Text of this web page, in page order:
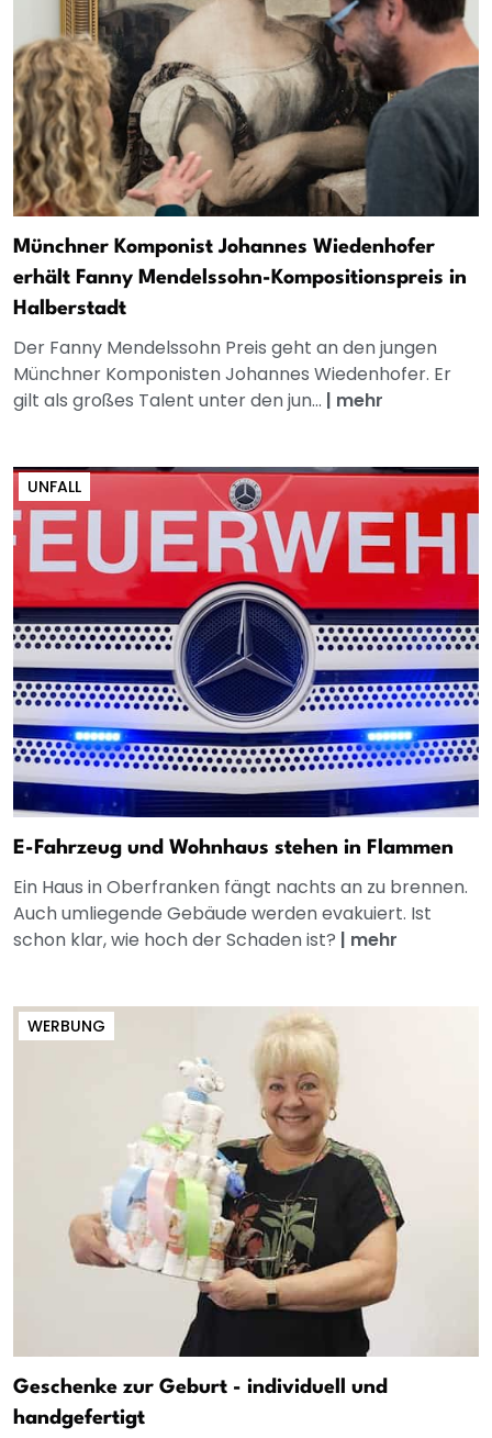
Münchner Komponist Johannes Wiedenhofer
erhält Fanny Mendelssohn-Kompositionspreis in
Halberstadt
Der Fanny Mendelssohn Preis geht an den jungen
Münchner Komponisten Johannes Wiedenhofer. Er
gilt als großes Talent unter den jun... | mehr
UNFALL
E-Fahrzeug und Wohnhaus stehen in Flammen
Ein Haus in Oberfranken fängt nachts an zu brennen.
Auch umliegende Gebäude werden evakuiert. Ist
schon klar, wie hoch der Schaden ist? | mehr
WERBUNG
Geschenke zur Geburt - individuell und
handgefertigt